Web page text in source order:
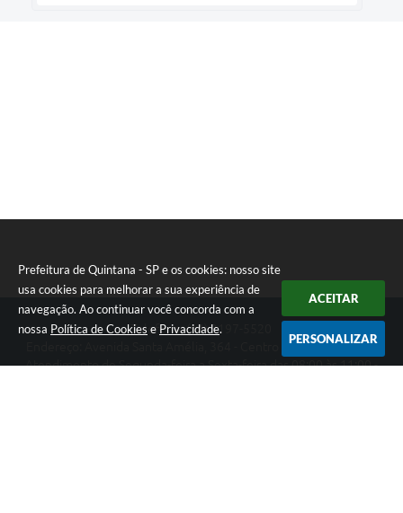
Prefeitura de Quintana - SP e os cookies: nosso site
usa cookies para melhorar a sua experiência de
navegação. Ao continuar você concorda com a
nossa Política de Cookies e Privacidade.
ACEITAR
PERSONALIZAR
Telefone: (14) 3197-5520
Endereço: Avenida Santa Amélia, 364 - Centro | CEP: 17670-003
Atendimento de Segunda-feira a Sexta-feira das 08:00 às 11:00 -